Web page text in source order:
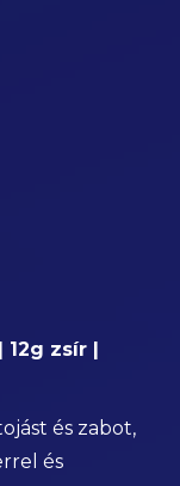
12g zsír |
és zabot,
és